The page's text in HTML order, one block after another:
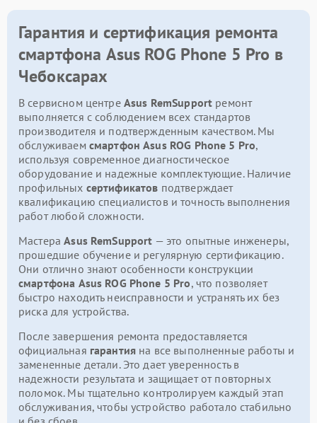
Гарантия и сертификация ремонта
смартфона Asus ROG Phone 5 Pro в
Чебоксарах
В сервисном центре Asus RemSupport ремонт
выполняется с соблюдением всех стандартов
производителя и подтвержденным качеством. Мы
обслуживаем смартфон Asus ROG Phone 5 Pro,
используя современное диагностическое
оборудование и надежные комплектующие. Наличие
профильных сертификатов подтверждает
квалификацию специалистов и точность выполнения
работ любой сложности.
МастераAsus RemSupport — это опытные инженеры,
прошедшие обучение и регулярную сертификацию.
Они отлично знают особенности конструкции
смартфона Asus ROG Phone 5 Pro, что позволяет
быстро находить неисправности и устранять их без
риска для устройства.
После завершения ремонта предоставляется
официальная гарантия на все выполненные работы и
замененные детали. Это дает уверенность в
надежности результата и защищает от повторных
поломок. Мы тщательно контролируем каждый этап
обслуживания, чтобы устройство работало стабильно